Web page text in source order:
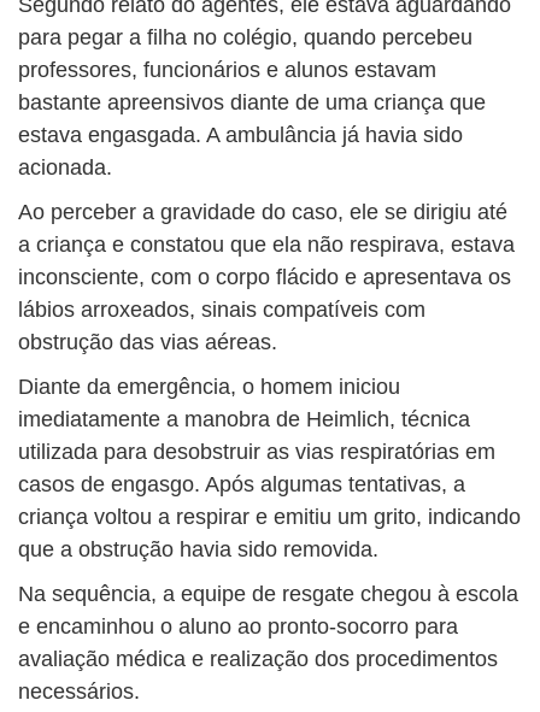
Segundo relato do agentes, ele estava aguardando
para pegar a filha no colégio, quando percebeu
professores, funcionários e alunos estavam
bastante apreensivos diante de uma criança que
estava engasgada. A ambulância já havia sido
acionada.
Ao perceber a gravidade do caso, ele se dirigiu até
a criança e constatou que ela não respirava, estava
inconsciente, com o corpo flácido e apresentava os
lábios arroxeados, sinais compatíveis com
obstrução das vias aéreas.
Diante da emergência, o homem iniciou
imediatamente a manobra de Heimlich, técnica
utilizada para desobstruir as vias respiratórias em
casos de engasgo. Após algumas tentativas, a
criança voltou a respirar e emitiu um grito, indicando
que a obstrução havia sido removida.
Na sequência, a equipe de resgate chegou à escola
e encaminhou o aluno ao pronto-socorro para
avaliação médica e realização dos procedimentos
necessários.